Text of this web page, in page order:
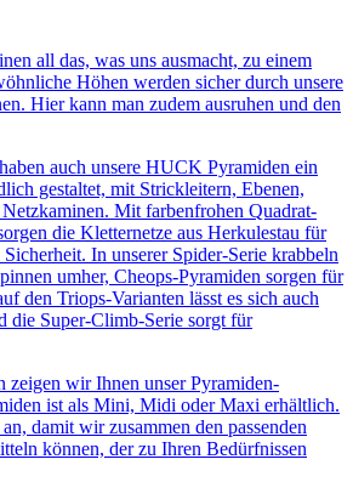
all das, was uns ausmacht, zu einem
Höhen werden sicher durch unsere
Hier kann man zudem ausruhen und den
auch unsere HUCK Pyramiden ein
gestaltet, mit Strickleitern, Ebenen,
Mit farbenfrohen Quadrat-
die Kletternetze aus Herkulestau für
In unserer Spider-Serie krabbeln
umher, Cheops-Pyramiden sorgen für
den Triops-Varianten lässt es sich auch
die Super-Climb-Serie sorgt für
zeigen wir Ihnen unser Pyramiden-
ist als Mini, Midi oder Maxi erhältlich.
damit wir zusammen den passenden
können, der zu Ihren Bedürfnissen